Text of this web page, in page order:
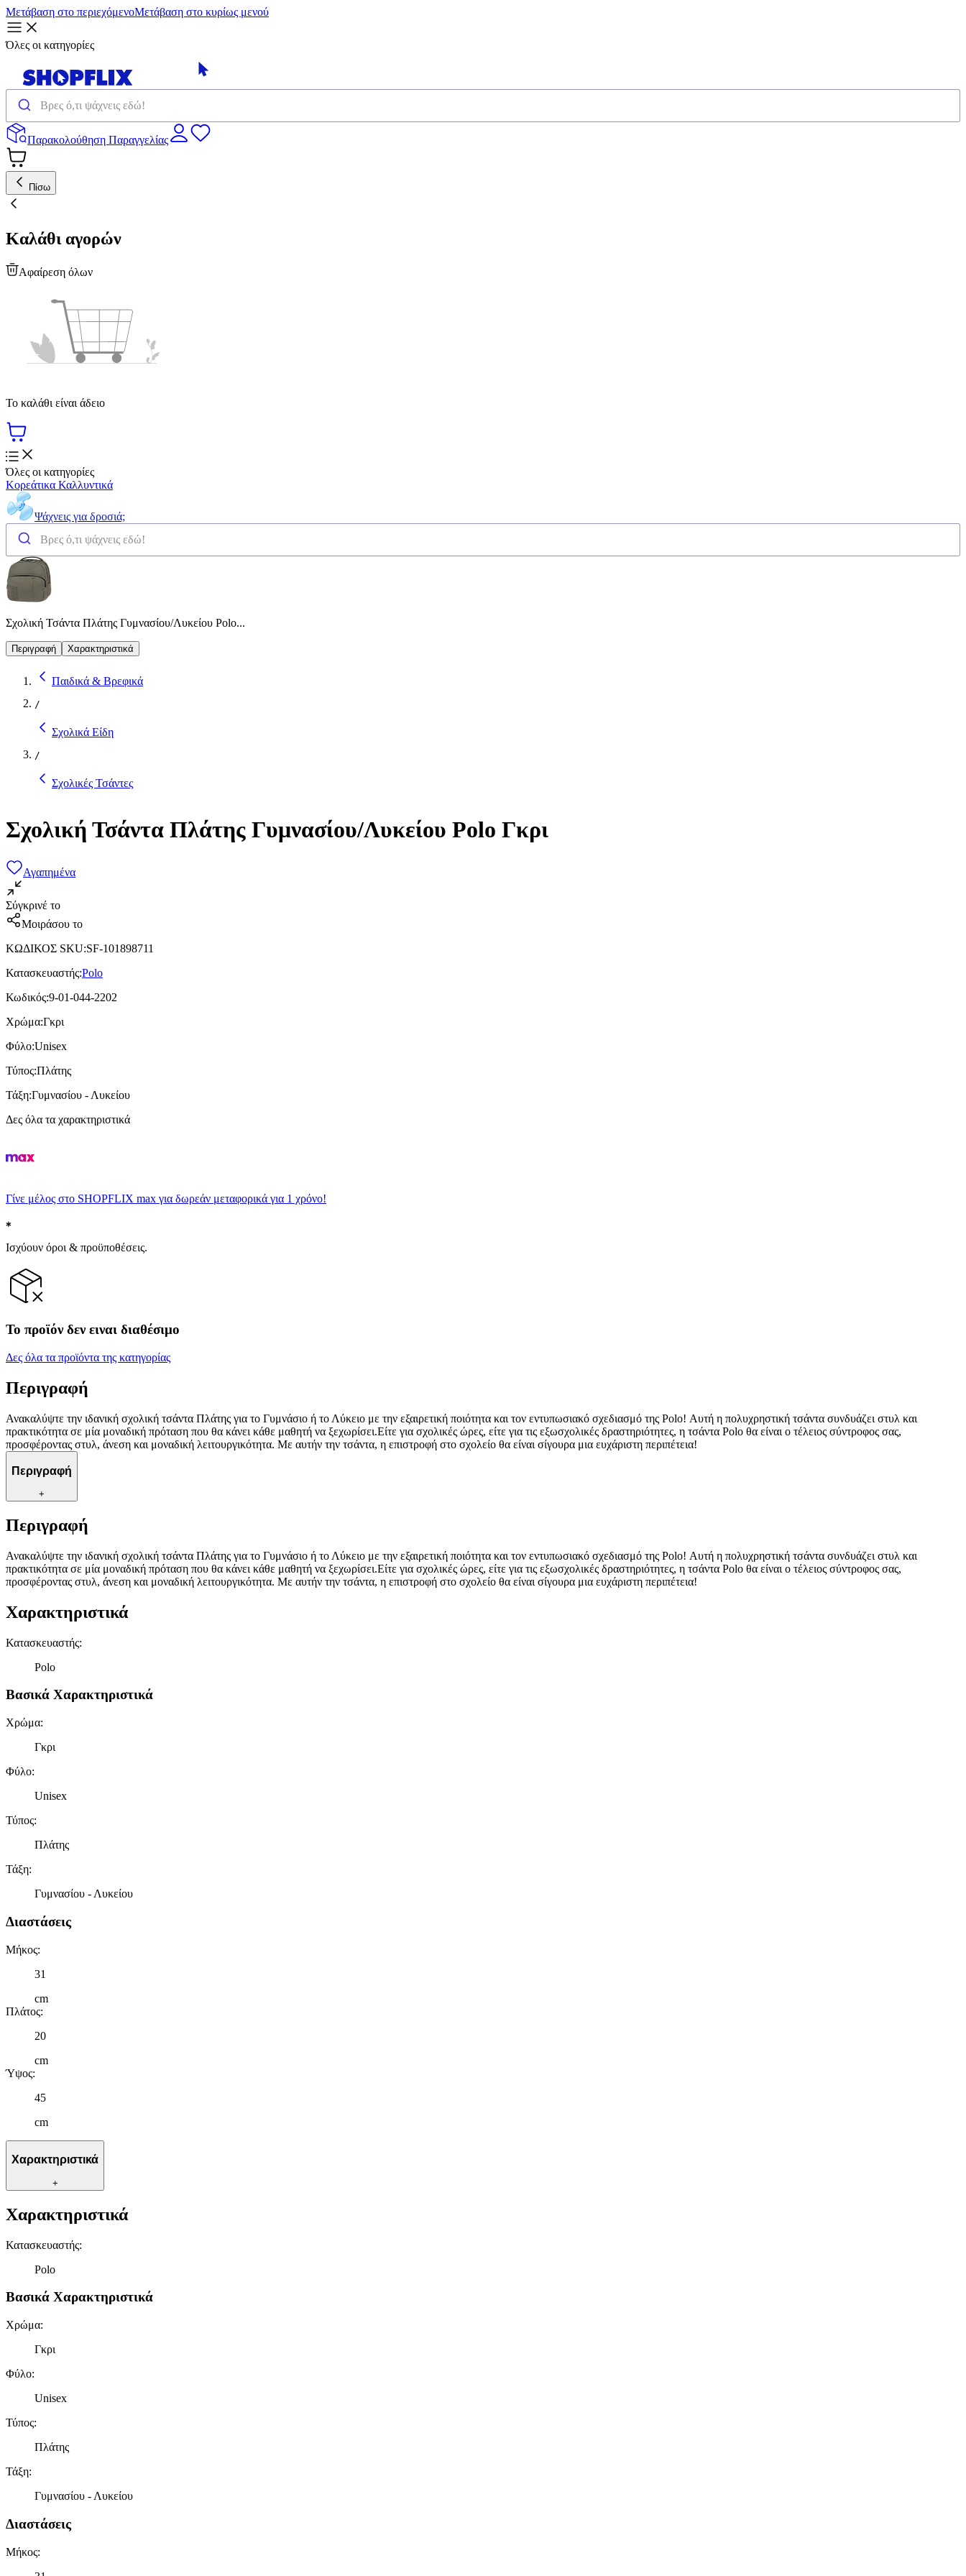
Μετάβαση στο περιεχόμενοΜετάβαση στο κυρίως μενού
Όλες οι κατηγορίες
Παρακολούθηση Παραγγελίας
Πίσω
Καλάθι αγορών
Αφαίρεση όλων
Το καλάθι είναι άδειο
Όλες οι κατηγορίες
Κορεάτικα Καλλυντικά
Ψάχνεις για δροσιά;
Σχολική Τσάντα Πλάτης Γυμνασίου/Λυκείου Polo...
Περιγραφή Χαρακτηριστικά
Παιδικά & Βρεφικά
/
Σχολικά Είδη
/
Σχολικές Τσάντες
Σχολική Τσάντα Πλάτης Γυμνασίου/Λυκείου Polo Γκρι
Αγαπημένα
Σύγκρινέ το
Μοιράσου το
ΚΩΔΙΚΟΣ SKU:SF-101898711
Κατασκευαστής:Polo
Κωδικός:9-01-044-2202
Χρώμα:Γκρι
Φύλο:Unisex
Τύπος:Πλάτης
Τάξη:Γυμνασίου - Λυκείου
Δες όλα τα χαρακτηριστικά
Γίνε μέλος στο SHOPFLIX max για δωρεάν μεταφορικά για 1 χρόνο!
Ισχύουν όροι & προϋποθέσεις.
Το προϊόν δεν ειναι διαθέσιμο
Δες όλα τα προϊόντα της κατηγορίας
Περιγραφή
Ανακαλύψτε την ιδανική σχολική τσάντα Πλάτης για το Γυμνάσιο ή το Λύκειο με την εξαιρετική ποιότητα και τον εντυπωσιακό σχεδιασμό της Polo! Αυτή η πολυχρηστική τσάντα συνδυάζει στυλ και
πρακτικότητα σε μία μοναδική πρόταση που θα κάνει κάθε μαθητή να ξεχωρίσει.Είτε για σχολικές ώρες, είτε για τις εξωσχολικές δραστηριότητες, η τσάντα Polo θα είναι ο τέλειος σύντροφος σας,
προσφέροντας στυλ, άνεση και μοναδική λειτουργικότητα. Με αυτήν την τσάντα, η επιστροφή στο σχολείο θα είναι σίγουρα μια ευχάριστη περιπέτεια!
Περιγραφή
+
Περιγραφή
Ανακαλύψτε την ιδανική σχολική τσάντα Πλάτης για το Γυμνάσιο ή το Λύκειο με την εξαιρετική ποιότητα και τον εντυπωσιακό σχεδιασμό της Polo! Αυτή η πολυχρηστική τσάντα συνδυάζει στυλ και
πρακτικότητα σε μία μοναδική πρόταση που θα κάνει κάθε μαθητή να ξεχωρίσει.Είτε για σχολικές ώρες, είτε για τις εξωσχολικές δραστηριότητες, η τσάντα Polo θα είναι ο τέλειος σύντροφος σας,
προσφέροντας στυλ, άνεση και μοναδική λειτουργικότητα. Με αυτήν την τσάντα, η επιστροφή στο σχολείο θα είναι σίγουρα μια ευχάριστη περιπέτεια!
Χαρακτηριστικά
Κατασκευαστής:
Polo
Βασικά Χαρακτηριστικά
Χρώμα:
Γκρι
Φύλο:
Unisex
Τύπος:
Πλάτης
Τάξη:
Γυμνασίου - Λυκείου
Διαστάσεις
Μήκος:
31
cm
Πλάτος:
20
cm
Ύψος:
45
cm
Χαρακτηριστικά
+
Χαρακτηριστικά
Κατασκευαστής:
Polo
Βασικά Χαρακτηριστικά
Χρώμα:
Γκρι
Φύλο:
Unisex
Τύπος:
Πλάτης
Τάξη:
Γυμνασίου - Λυκείου
Διαστάσεις
Μήκος: